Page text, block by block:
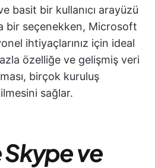
basit bir kullanıcı arayüzü
bir seçenekken, Microsoft
ihtiyaçlarınız için ideal
özelliğe ve gelişmiş veri
birçok kuruluş
sağlar.
ve